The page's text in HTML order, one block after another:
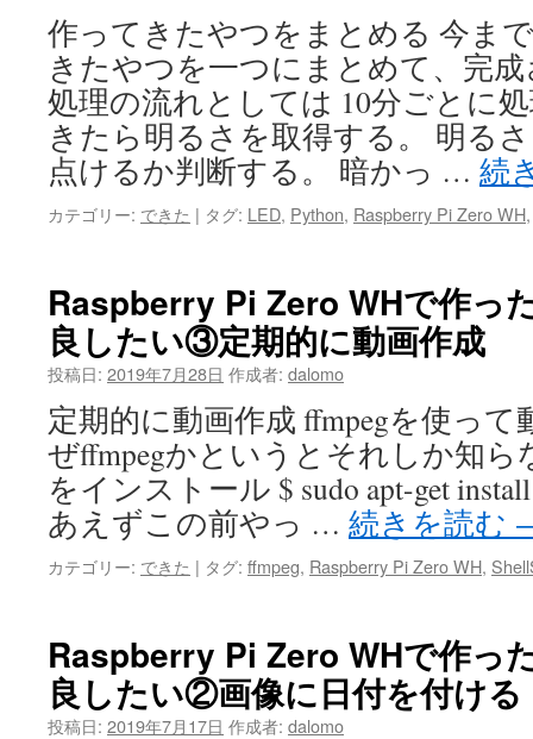
作ってきたやつをまとめる 今ま
きたやつを一つにまとめて、完
処理の流れとしては 10分ごとに
きたら明るさを取得する。 明る
点けるか判断する。 暗かっ … 続
カテゴリー: できた | タグ: LED, Python, Raspberry Pi Zero WH
Raspberry Pi Zero WHで作っ
良したい③定期的に動画作成
投稿日: 2019年7月28日 作成者: dalomo
定期的に動画作成 ffmpegを使っ
ぜffmpegかというとそれしか知ら
をインストール $ sudo apt-get
あえずこの前やっ … 続きを読む
カテゴリー: できた | タグ: ffmpeg, Raspberry Pi Zero WH,
Raspberry Pi Zero WHで作っ
良したい②画像に日付を付ける
投稿日: 2019年7月17日 作成者: dalomo